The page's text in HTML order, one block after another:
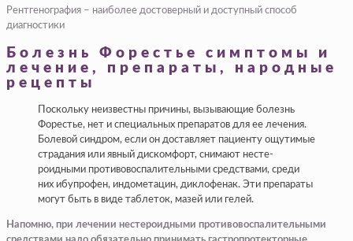
Рентгенография – наиболее достоверный и доступный способ
диагностики
Болезнь Форестье симптомы и
лечение, препараты, народные
рецепты
Поскольку неизвестны причины, вызывающие болезнь
Форестье, нет и специальных препаратов для ее лечения.
Болевой синдром, если он достав­ляет пациенту ощутимые
страдания или явный дис­комфорт, снимают несте­
роидными противовоспа­лительными средствами, среди
них ибупрофен, индометацин, диклофенак. Эти препараты
могут быть в виде таблеток, мазей или гелей.
Напомню, при лечении нестероидными противо­воспалительными